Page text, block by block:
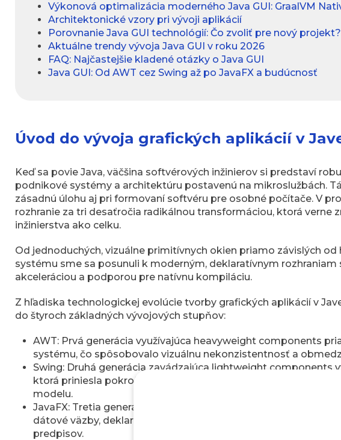
Výkonová optimalizácia moderného Java GUI: GraalVM
Architektonické vzory pri vývoji aplikácií
Porovnanie Java GUI technológií: Čo zvoliť pre nový projekt?
Aktuálne trendy vývoja Java GUI v roku 2026
FAQ: Najčastejšie kladené otázky o Java GUI
Java GUI: Od AWT cez Swing až po JavaFX a budúcnosť
Úvod do vývoja grafických aplikácií v
Keď sa povie Java, väčšina softvérových inžinierov si predstaví
podnikové systémy a architektúru postavenú na mikroslužbách.
zásadnú úlohu aj pri formovaní softvéru pre osobné počítače. V
rozhranie za tri desaťročia radikálnou transformáciou, ktorá verne
inžinierstva ako celku.
Od jednoduchých, vizuálne primitívnych okien priamo závislých
systému sme sa posunuli k moderným, deklaratívnym rozhraniam
akceleráciou a podporou pre natívnu kompiláciu.
Z hľadiska technologickej evolúcie tvorby grafických aplikácií v
do štyroch základných vývojových stupňov:
AWT: Prvá generácia využívajúca heavyweight components
systému, čo spôsobovalo vizuálnu nekonzistentnosť a
Swing: Druhá generácia zavádzajúca lightweight components
ktorá priniesla pokročilú prispôsobiteľnosť, no vyžadovala
modelu.
JavaFX: Tretia generácia postavená na koncepte scénického
dátové väzby, deklaratívne definovanie štruktúry a oddelenie
predpisov.